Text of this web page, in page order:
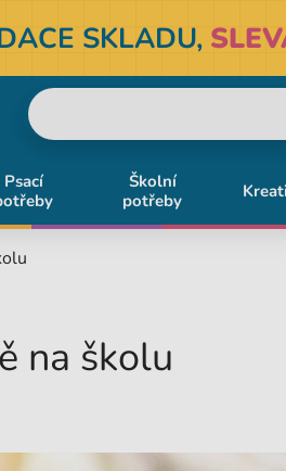
SKLADU,
Psací
Školní
potřeby
na školu